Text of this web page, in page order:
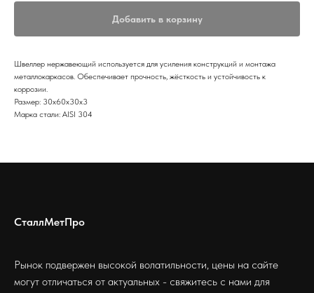
Добавить в корзину
Швеллер нержавеющий используется для усиления конструкций и монтажа
металлокаркасов. Обеспечивает прочность, жёсткость и устойчивость к
коррозии.
Размер: 30х60х30х3
Марка стали: AISI 304
СталлМетПро
Рынок подвержен высокой волатильности, цены на сайте
могут отличаться от актуальных - свяжитесь с нами для